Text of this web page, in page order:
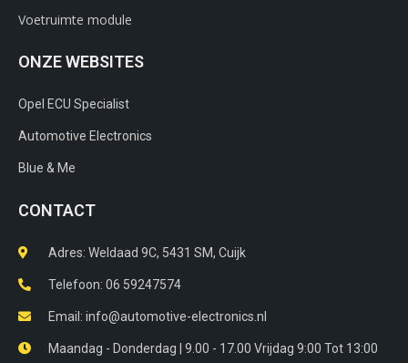
Voetruimte module
ONZE WEBSITES
Opel ECU Specialist
Automotive Electronics
Blue & Me
CONTACT
Adres: Weldaad 9C, 5431 SM, Cuijk​
Telefoon: 06 59247574
Email: info@automotive-electronics.nl
Maandag - Donderdag | 9.00 - 17.00 Vrijdag 9:00 Tot 13:00